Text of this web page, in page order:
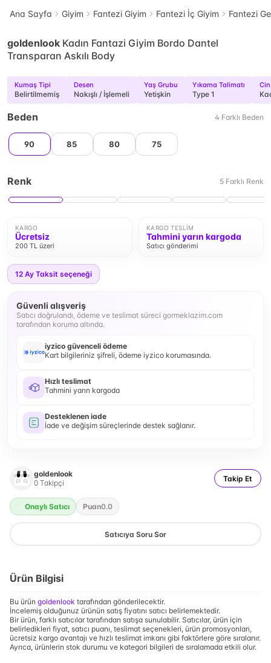
Ana Sayfa Giyim Fantezi Giyim Fantezi İç Giyim Fantezi
goldenlook Kadın Fantazi Giyim Bordo Dantel
Transparan Askılı Body
Kumaş Tipi
Belirtilmemiş
Desen
Nakışlı / İşlemeli
Yaş Grubu
Yetişkin
Yıkama Talimatı
Type 1
Beden 4 Farklı Beden
90 85 80 75
Renk 5 Farklı Renk
KARGO
Ücretsiz
200 TL üzeri
KARGO TESLIM
Tahmini yarın kargoda
Satıcı gönderimi
12 Ay Taksit seçeneği
Güvenli alışveriş
Satıcı doğrulandı, ödeme ve teslimat süreci gormeklazim.com
tarafından koruma altında.
iyzico güvenceli ödeme
Kart bilgileriniz şifreli, ödeme iyzico korumasında.
Hızlı teslimat
Tahmini yarın kargoda
Desteklenen iade
İade ve değişim süreçlerinde destek sağlanır.
goldenlook
0 Takipçi Takip Et
Onaylı Satıcı Puan0.0
Satıcıya Soru Sor
Ürün Bilgisi
Bu ürün goldenlook tarafından gönderilecektir.
İncelemiş olduğunuz ürünün satış fiyatını satıcı belirlemektedir.
Bir ürün, farklı satıcılar tarafından satışa sunulabilir. Satıcılar, ürün için
belirledikleri fiyat, satıcı puanı, teslimat seçenekleri, ürün promosyonları,
ücretsiz kargo avantajı ve hızlı teslimat imkanı gibi faktörlere göre sıralanır.
Ayrıca, ürünlerin stok durumu ve kategori bilgileri de sıralamada etkili olur.